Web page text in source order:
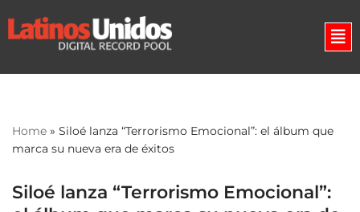
Skip
Home » Siloé lanza “Terrorismo Emocional”: el álbum que
marca su nueva era de éxitos
Siloé lanza “Terrorismo Emocional”: